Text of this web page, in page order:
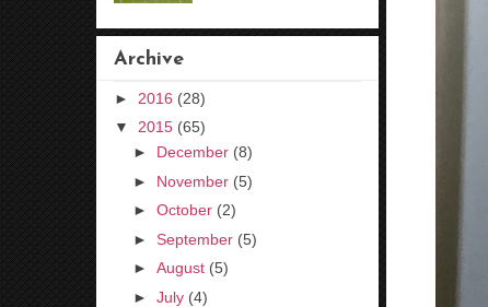
Archive
► 2016 (28)
▼
2015 (65)
► December (8)
► November (5)
► October (2)
► September (5)
► August (5)
► July (4)